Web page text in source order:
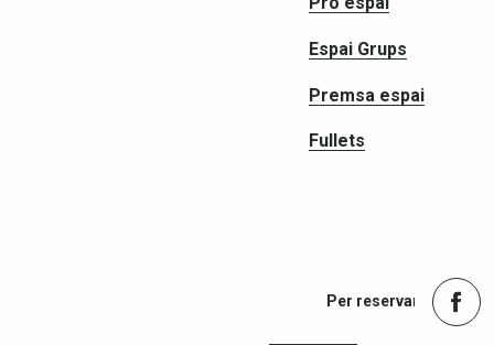
Per reservar
Espai Grups
Premsa espai
Fullets